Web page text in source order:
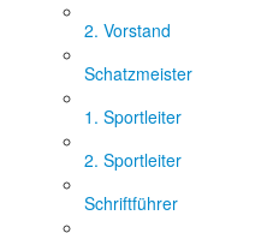
2. Vorstand
Schatzmeister
1. Sportleiter
2. Sportleiter
Schriftführer